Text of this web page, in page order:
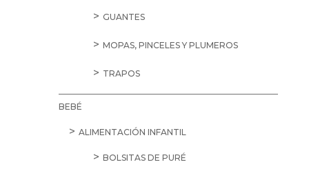
GUANTES
MOPAS, PINCELES Y PLUMEROS
TRAPOS
BEBÉ
ALIMENTACIÓN INFANTIL
BOLSITAS DE PURÉ